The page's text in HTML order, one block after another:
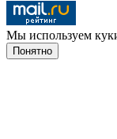
Мы используем
Понятно